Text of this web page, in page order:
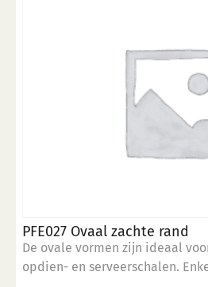
op
de
PFE027 Ovaal zachte rand
De ovale vormen zijn ideaal
opdien- en serveerschalen.